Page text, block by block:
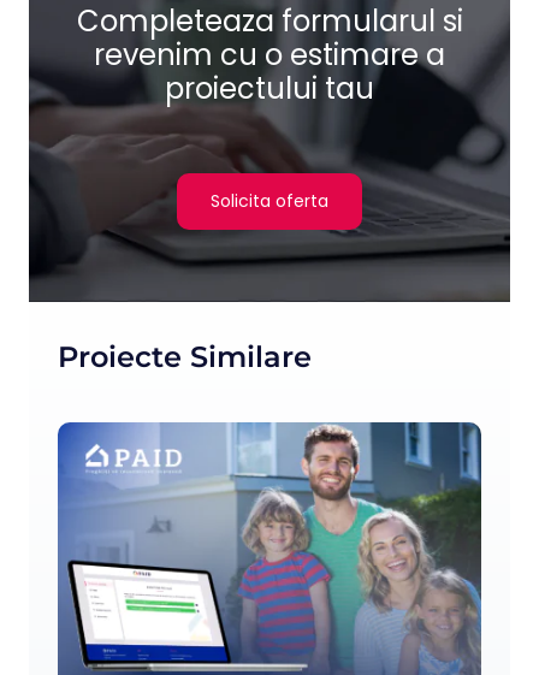
Completeaza formularul si
revenim cu o estimare a
proiectului tau
Solicita oferta
Proiecte Similare